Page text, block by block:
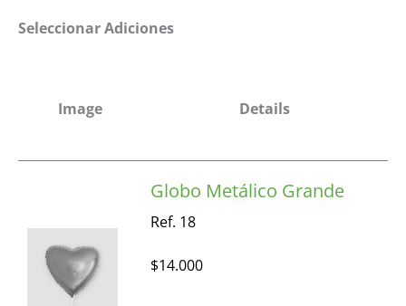
Seleccionar Adiciones
Image Details
Globo Metálico Grande
Ref. 18
$14.000